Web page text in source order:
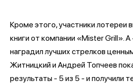
Кроме этого, участники лотереи
книги от компании «Mister Grill». А
наградил лучших стрелков
Житницкий и Андрей Топчеев
результаты - 5 из 5 - и получили